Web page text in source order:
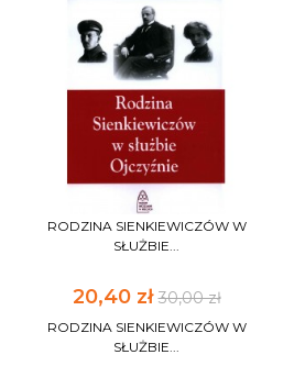
RODZINA SIENKIEWICZÓW W
SŁUŻBIE...
20,40 zł30,00 zł
RODZINA SIENKIEWICZÓW W
SŁUŻBIE...